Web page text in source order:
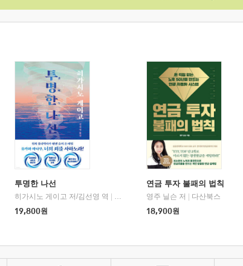
투명한 나선
히가시노 게이고 저/김선영 역
북다
19,800원
연금 투자 불패의 법칙
영주 닐슨 저
다산북스
18,900원